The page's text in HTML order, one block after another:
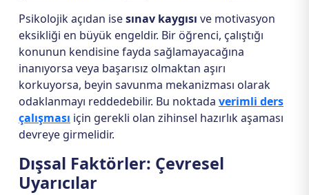
Psikolojik açıdan isesınav kaygısı ve motivasyon
eksikliği en büyük engeldir. Bir öğrenci, çalıştığı
konunun kendisine fayda sağlamayacağına
inanıyorsa veya başarısız olmaktan aşırı
korkuyorsa, beyin savunma mekanizması olarak
odaklanmayı reddedebilir. Bu noktada verimli ders
çalışması için gerekli olan zihinsel hazırlık aşaması
devreye girmelidir.
Dışsal Faktörler: Çevresel
Uyarıcılar